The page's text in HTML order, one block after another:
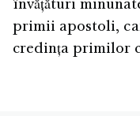
învățături
primii apostoli,
credința primilor